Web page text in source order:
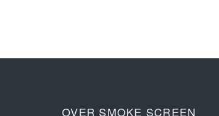
OVER SMOKE SCREEN